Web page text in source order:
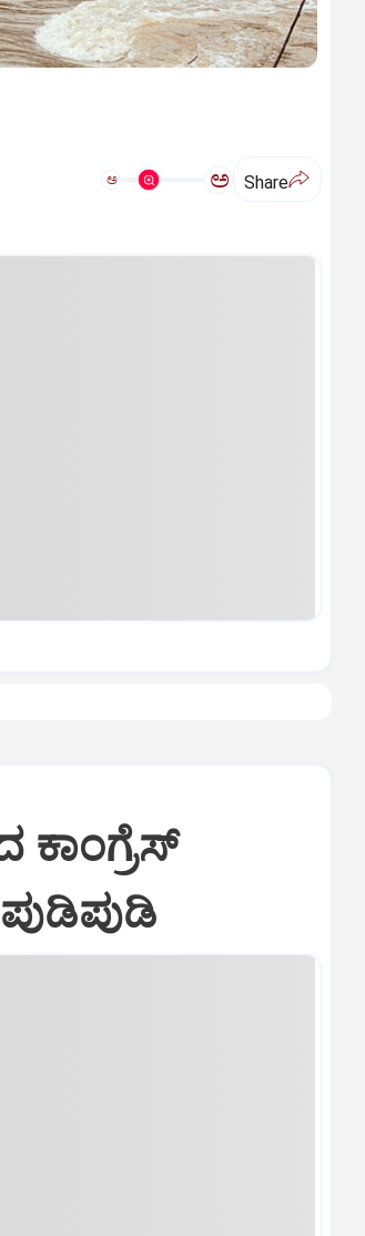
ಅ ಅ Share
ಕಾಂಗ್ರೆಸ್